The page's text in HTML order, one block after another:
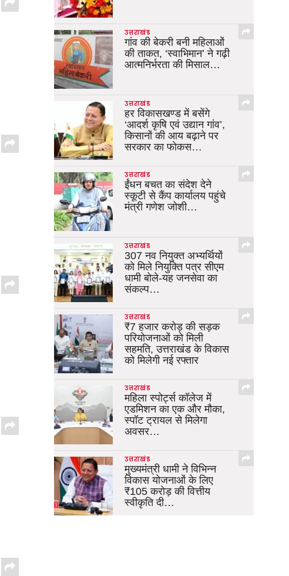
उत्तराखंड
गांव की बेकरी बनी महिलाओं
की ताकत, ‘स्वाभिमान’ ने गढ़ी
आत्मनिर्भरता की मिसाल…
उत्तराखंड
हर विकासखण्ड में बसेंगे
‘आदर्श कृषि एवं उद्यान गांव’,
किसानों की आय बढ़ाने पर
सरकार का फोकस…
उत्तराखंड
ईंधन बचत का संदेश देने
स्कूटी से कैंप कार्यालय पहुंचे
मंत्री गणेश जोशी…
उत्तराखंड
307 नव नियुक्त अभ्यर्थियों
को मिले नियुक्ति पत्र सीएम
धामी बोले-यह जनसेवा का
संकल्प…
उत्तराखंड
₹7 हजार करोड़ की सड़क
परियोजनाओं को मिली
सहमति, उत्तराखंड के विकास
को मिलेगी नई रफ्तार
उत्तराखंड
महिला स्पोर्ट्स कॉलेज में
एडमिशन का एक और मौका,
स्पॉट ट्रायल से मिलेगा
अवसर…
उत्तराखंड
मुख्यमंत्री धामी ने विभिन्न
विकास योजनाओं के लिए
₹105 करोड़ की वित्तीय
स्वीकृति दी…